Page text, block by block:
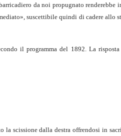
da noi propugnato
suscettibile quindi di cadere allo
il programma del 1892. La
la scissione dalla destra offrendosi in